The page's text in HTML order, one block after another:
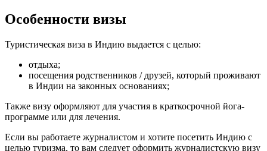
Особенности визы
Туристическая виза в Индию выдается с целью:
отдыха;
посещения родственников / друзей, который проживают
в Индии на законных основаниях;
Также визу оформляют для участия в краткосрочной йога-
программе или для лечения.
Если вы работаете журналистом и хотите посетить Индию с
целью туризма, то вам следует оформить журналистскую визу